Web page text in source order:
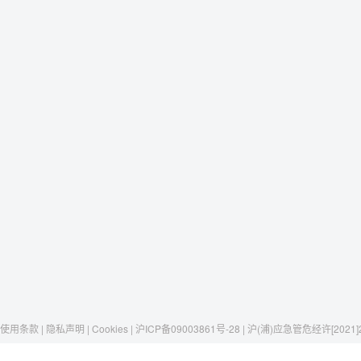
使用条款 | 隐私声明 | Cookies | 沪ICP备09003861号-28 | 沪(浦)应急管危经许